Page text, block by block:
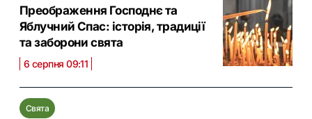
Преображення Господнє та
Яблучний Спас: історія, традиції
та заборони свята
6 серпня 09:11
Свята